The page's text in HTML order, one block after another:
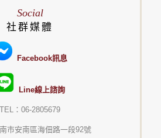
Social
社群媒體
Facebook訊息
Line線上諮詢
TEL：06-2805679
市安南區海佃路一段92號